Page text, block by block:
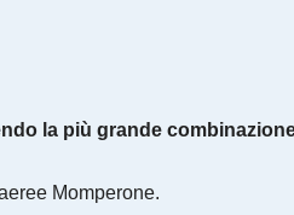
la più grande
Momperone.